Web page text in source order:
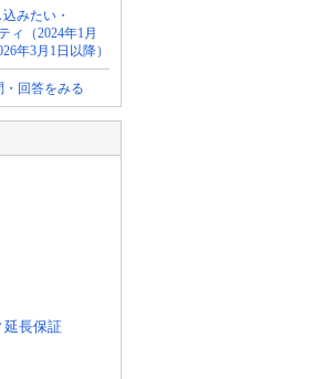
みたい・
ィ（2024年1月
年3月1日以降）
回答をみる
延長保証